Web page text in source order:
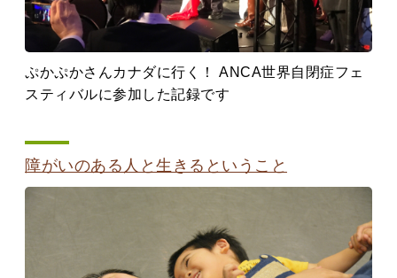
ぷかぷかさんカナダに行く！ ANCA世界自閉症フェ
スティバルに参加した記録です
障がいのある人と生きるということ